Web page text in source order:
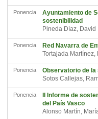
Ponencia
Ayuntamiento de
sostenibilidad
Pineda Díaz,
Ponencia
Red Navarra de
Tortajada
Ponencia
Observatorio de
Sotos Callejas,
Ponencia
II Informe de
del País Vasco
Alonso Martín,